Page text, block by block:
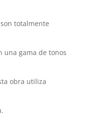
totalmente
una gama de tonos
obra utiliza